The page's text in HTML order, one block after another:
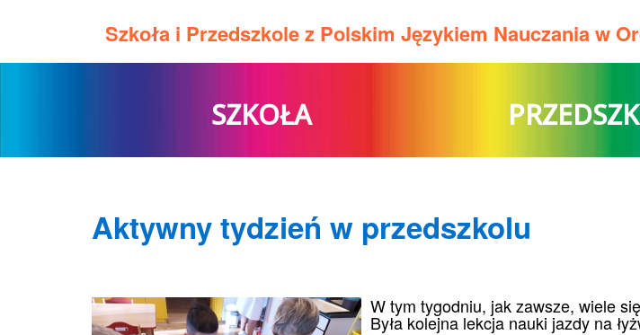
Szkoła i Przedszkole z Polskim Językiem Nauczania w
SZKOŁA
Aktywny tydzień w przedszkolu
W tym tygodniu, jak zawsze, wiele
Była kolejna lekcja nauki jazdy na